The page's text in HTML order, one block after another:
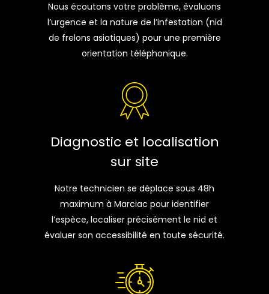
Nous écoutons votre problème, évaluons
l’urgence et la nature de l’infestation (nid
de frelons asiatiques) pour une première
orientation téléphonique.
Diagnostic et localisation
sur site
Notre technicien se déplace sous 48h
maximum à Marciac pour identifier
l’espèce, localiser précisément le nid et
évaluer son accessibilité en toute sécurité.